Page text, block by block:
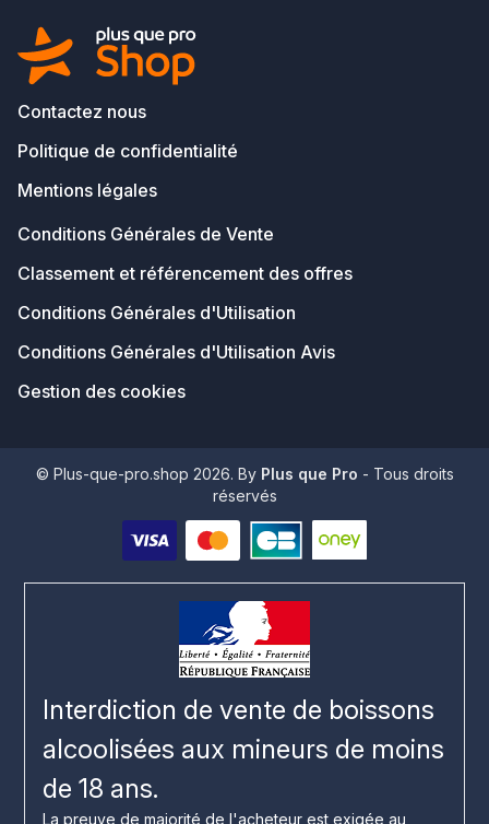
Contactez nous
Politique de confidentialité
Mentions légales
Conditions Générales de Vente
Classement et référencement des offres
Conditions Générales d'Utilisation
Conditions Générales d'Utilisation Avis
Gestion des cookies
© Plus-que-pro.shop 2026. By Plus que Pro - Tous droits
réservés
Interdiction de vente de boissons
alcoolisées aux mineurs de moins
de 18 ans.
La preuve de majorité de l'acheteur est exigée au